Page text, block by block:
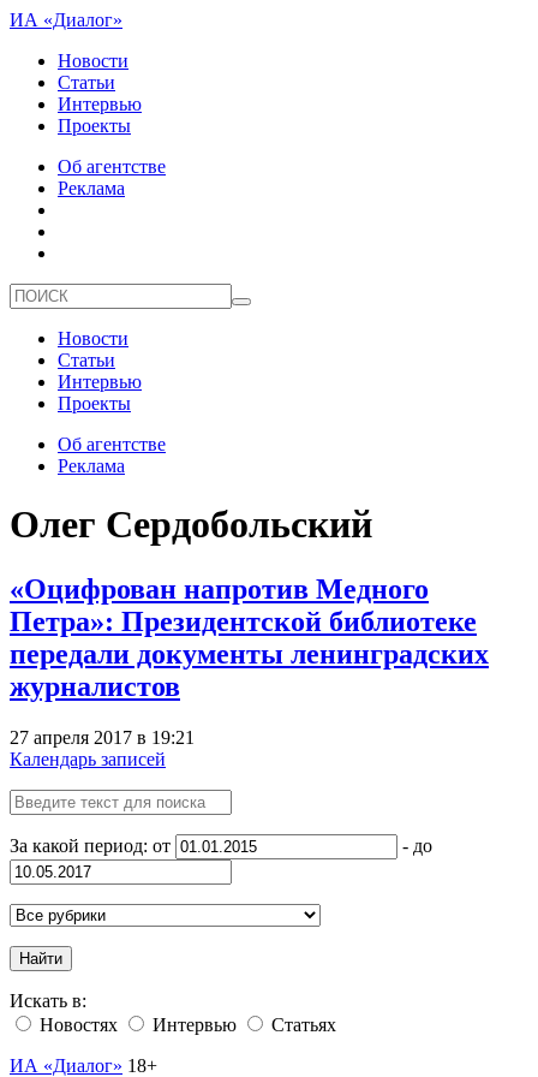
ИА «Диалог»
Новости
Статьи
Интервью
Проекты
Об агентстве
Реклама
Новости
Статьи
Интервью
Проекты
Об агентстве
Реклама
Олег Сердобольский
«Оцифрован напротив Медного
Петра»: Президентской библиотеке
передали документы ленинградских
журналистов
27 апреля 2017 в 19:21
Календарь записей
За какой период: от - до
Найти
Искать в:
Новостях
Интервью
Статьях
ИА «Диалог» 18+